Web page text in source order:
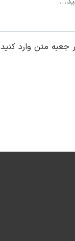
جعبه متن وارد کنید